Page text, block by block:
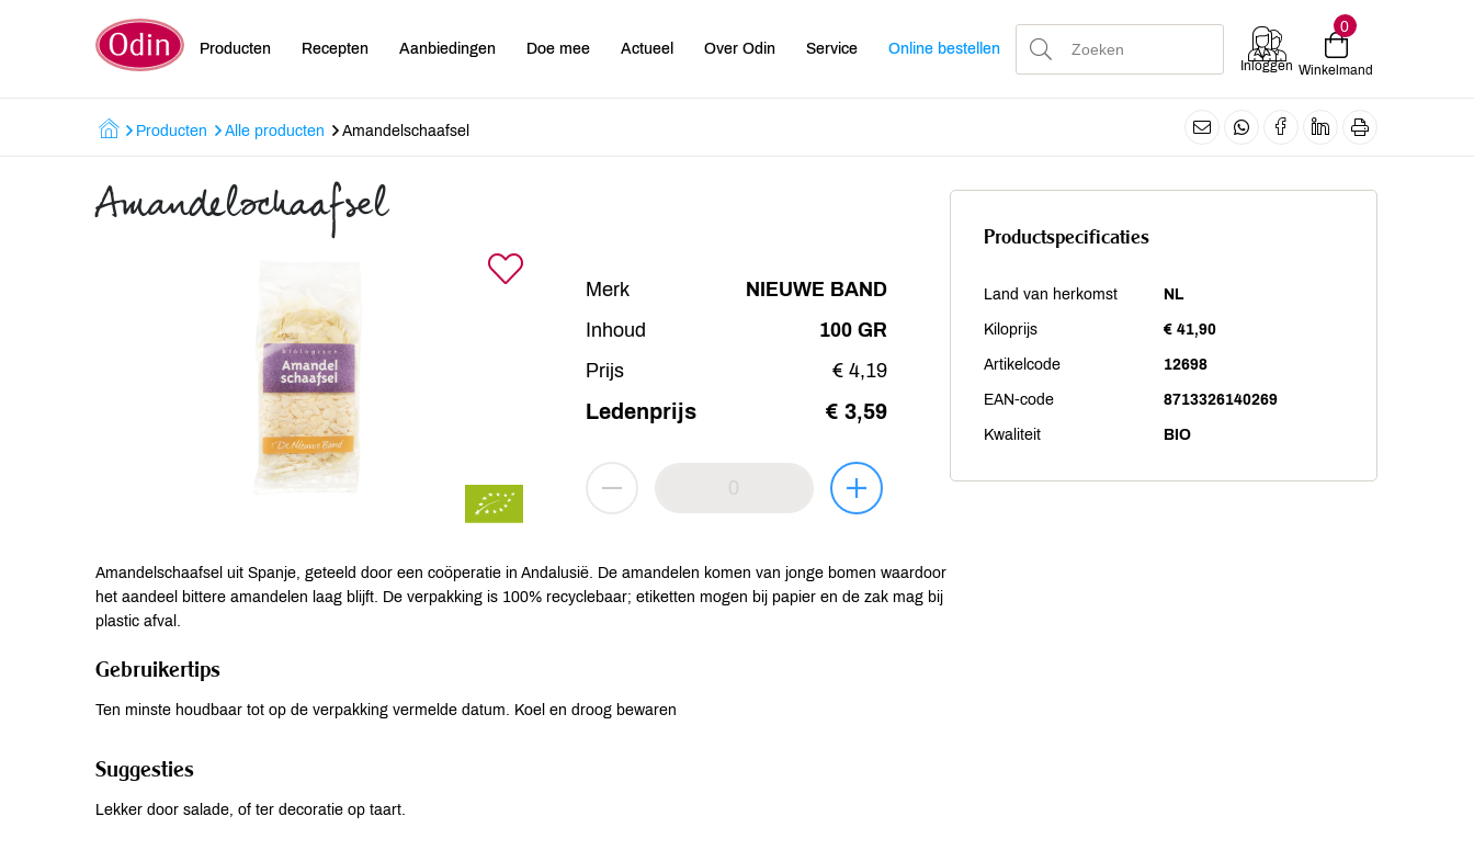
Producten Recepten Aanbiedingen Doe mee Actueel Over Odin Service Online bestellen
Inloggen
0
Winkelmand
Producten Alle producten Amandelschaafsel
Amandelschaafsel
Merk
NIEUWE BAND
Inhoud
100 GR
Prijs
€ 4,19
Ledenprijs € 3,59
Amandelschaafsel uit Spanje, geteeld door een coöperatie in Andalusië. De amandelen komen van jonge bomen waardoor
het aandeel bittere amandelen laag blijft. De verpakking is 100% recyclebaar; etiketten mogen bij papier en de zak mag bij
plastic afval.
Gebruikertips
Ten minste houdbaar tot op de verpakking vermelde datum. Koel en droog bewaren
Suggesties
Lekker door salade, of ter decoratie op taart.
Productspecificaties
Land van herkomst NL
Kiloprijs € 41,90
Artikelcode 12698
EAN-code 8713326140269
Kwaliteit BIO